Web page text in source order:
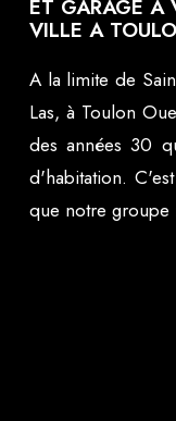
ET GARAGE A
VILLE A
A la limite de
Las, à Toulon
des années 30
d'habitation.
que notre